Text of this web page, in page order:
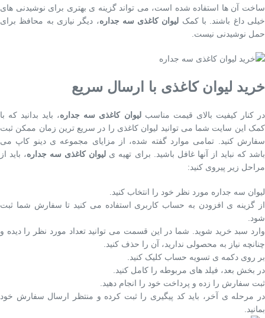
ساخت آن ها استفاده شده است، می تواند گزینه ی بهتری برای نوشیدنی های
خیلی داغ باشند. با کمک لیوان کاغذی سه جداره، دیگر نیازی به محافظ برای
حمل نوشیدنی نیست.
خرید لیوان کاغذی با ارسال سریع
در کنار کیفیت بالای قیمت مناسبلیوان کاغذی سه جداره، باید بدانید که با
کمک این سایت شما می توانید لیوان کاغذی را در سریع ترین زمان ممکن ثبت
سفارش کنید. تمامی موارد گفته شده، از مزایای مجموعه ی دینو کاپ می
باشد که نباید از آنها غافل باشید. برای تهیه ی لیوان کاغذی سه جداره، باید از
مراحل زیر پیروی کنید:
لیوان سه جداره مورد نظر خود را انتخاب کنید.
از گزینه ی افزودن به حساب کاربری استفاده می کنید تا سفارش شما ثبت
شود.
وارد سبد خرید شوید. شما در این قسمت می توانید تعداد مورد نظر را دیده و
چنانچه نیاز به محصولی ندارید، آن را حذف کنید.
بر روی دکمه ی تسویه حساب کلیک کنید.
در بخش بعد، فیلد های مربوطه را کامل کنید.
ثبت سفارش را زده و پرداخت خود را انجام دهید.
در مرحله ی آخر، باید کد پیگیری را ثبت کرده و منتظر ارسال سفارش خود
بمانید.